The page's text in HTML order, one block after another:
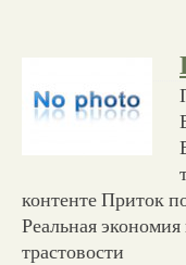
контенте Приток
Реальная
трастовости